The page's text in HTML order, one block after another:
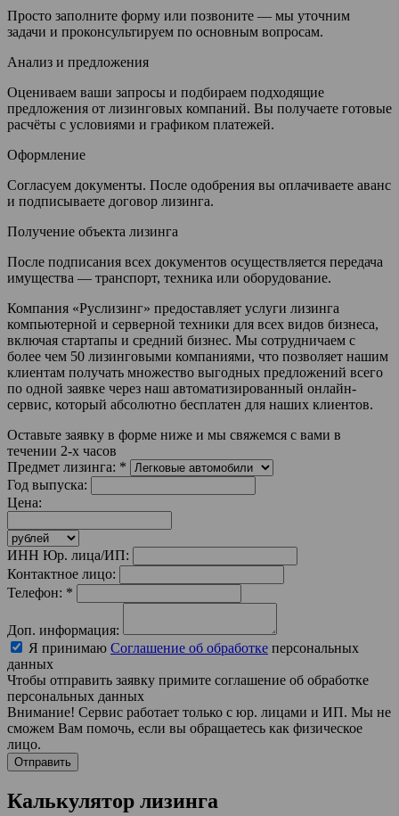
Просто заполните форму или позвоните — мы уточним
задачи и проконсультируем по основным вопросам.
Анализ и предложения
Оцениваем ваши запросы и подбираем подходящие
предложения от лизинговых компаний. Вы получаете готовые
расчёты с условиями и графиком платежей.
Оформление
Согласуем документы. После одобрения вы оплачиваете аванс
и подписываете договор лизинга.
Получение объекта лизинга
После подписания всех документов осуществляется передача
имущества — транспорт, техника или оборудование.
Компания «Руслизинг» предоставляет услуги лизинга
компьютерной и серверной техники для всех видов бизнеса,
включая стартапы и средний бизнес. Мы сотрудничаем с
более чем 50 лизинговыми компаниями, что позволяет нашим
клиентам получать множество выгодных предложений всего
по одной заявке через наш автоматизированный онлайн-
сервис, который абсолютно бесплатен для наших клиентов.
Оставьте заявку в форме ниже и мы свяжемся с вами в
течении 2-х часов
Предмет лизинга: *
Год выпуска:
Цена:
ИНН Юр. лица/ИП:
Контактное лицо:
Телефон: *
Доп. информация:
Я принимаю Соглашение об обработке персональных
данных
Чтобы отправить заявку примите соглашение об обработке
персональных данных
Внимание! Сервис работает только с юр. лицами и ИП. Мы не
сможем Вам помочь, если вы обращаетесь как физическое
лицо.
Отправить
Калькулятор лизинга